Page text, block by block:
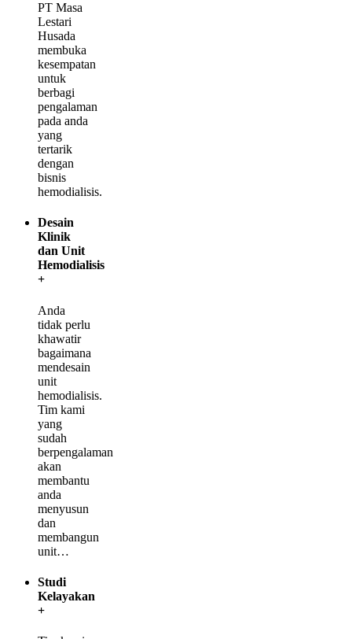
PT Masa
Lestari
Husada
membuka
kesempatan
untuk
berbagi
pengalaman
pada anda
yang
tertarik
dengan
bisnis
hemodialisis.
Desain
Klinik
dan Unit
Hemodialisis
+
Anda
tidak perlu
khawatir
bagaimana
mendesain
unit
hemodialisis.
Tim kami
yang
sudah
berpengalaman
akan
membantu
anda
menyusun
dan
membangun
unit…
Studi
Kelayakan
+